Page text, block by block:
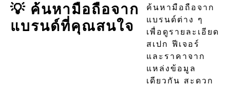
💡 ค้นหามือถือจาก
แบรนด์ที่คุณสนใจ
ค้นหามือถือจาก
แบรนด์ต่าง ๆ
เพื่อดูรายละเอียด
สเปก ฟีเจอร์
และราคาจาก
แหล่งข้อมูล
เดียวกัน สะดวก